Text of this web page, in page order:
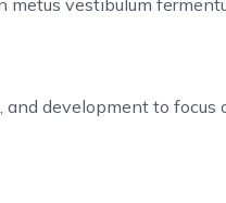
metus vestibulum
development to focus